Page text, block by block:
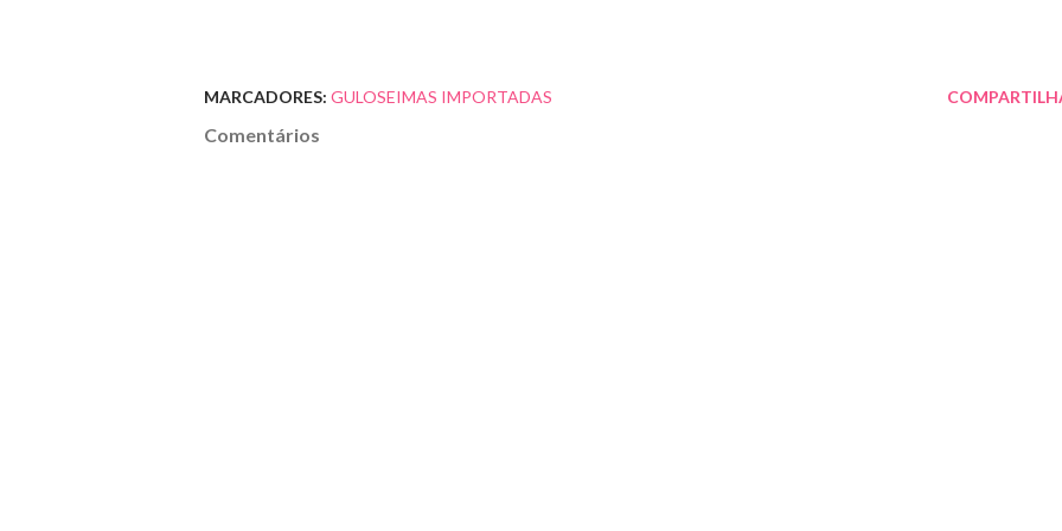
MARCADORES: GULOSEIMAS IMPORTADAS
Comentários